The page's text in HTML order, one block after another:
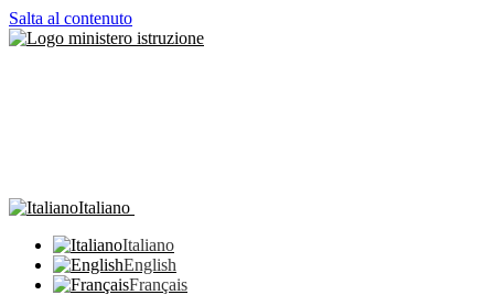
Salta al contenuto
Italiano
Italiano
English
Français